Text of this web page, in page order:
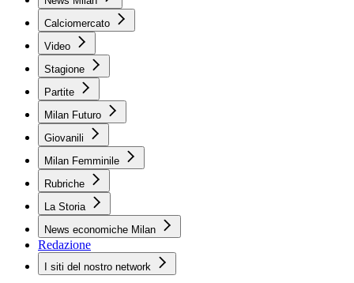
Calciomercato
Video
Stagione
Partite
Milan Futuro
Giovanili
Milan Femminile
Rubriche
La Storia
News economiche Milan
Redazione
I siti del nostro network